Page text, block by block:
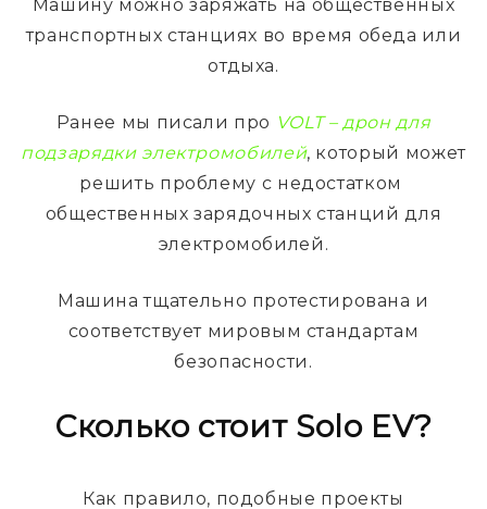
Машину можно заряжать на общественных
транспортных станциях во время обеда или
отдыха.
Ранее мы писали про VOLT – дрон для
подзарядки электромобилей, который может
решить проблему с недостатком
общественных зарядочных станций для
электромобилей.
Машина тщательно протестирована и
соответствует мировым стандартам
безопасности.
Сколько стоит Solo EV?
Как правило, подобные проекты